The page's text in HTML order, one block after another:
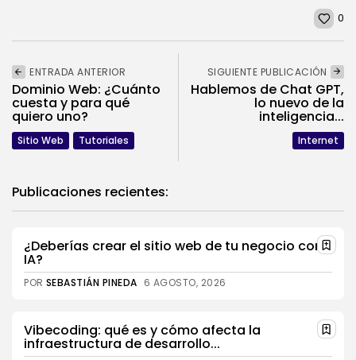
0
ENTRADA ANTERIOR
Dominio Web: ¿Cuánto
cuesta y para qué
quiero uno?
Sitio Web Tutoriales
SIGUIENTE PUBLICACIÓN
Hablemos de Chat GPT,
lo nuevo de la
inteligencia...
Internet
Publicaciones recientes:
¿Deberías crear el sitio web de tu negocio con
IA?
POR SEBASTIÁN PINEDA 6 AGOSTO, 2026
Vibecoding: qué es y cómo afecta la
infraestructura de desarrollo...